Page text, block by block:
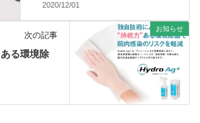
2020/12/01
お知らせ
次の記事
る環境除